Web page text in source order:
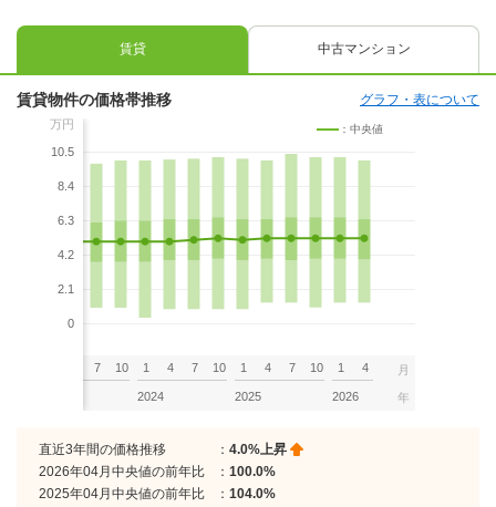
賃貸 中古マンション
賃貸物件の価格帯推移 グラフ・表について
万円
10.5
8.4
6.3
4.2
2.1
0
：中央値
7 10 1 4 7 10
2024
1 4 7 10
2025
1 4
2026
月
年
直近3年間の価格推移 ： 4.0%上昇
2026年04月中央値の前年比
： 100.0%
2025年04月中央値の前年比
： 104.0%